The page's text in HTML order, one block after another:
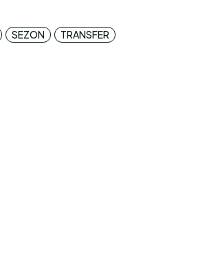
SEZON TRANSFER